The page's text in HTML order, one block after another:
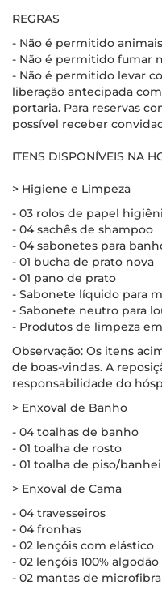
REGRAS
- Não é permitido
- Não é permitido fumar
- Não é permitido levar
liberação antecipada
portaria. Para reservas
possível receber
ITENS DISPONÍVEIS NA
> Higiene e Limpeza
- 03 rolos de papel
- 04 sachês de shampoo
- 04 sabonetes para
- 01 bucha de prato nova
- 01 pano de prato
- Sabonete líquido para
- Sabonete neutro para
- Produtos de limpeza
Observação: Os itens
de boas-vindas. A
responsabilidade do
> Enxoval de Banho
- 04 toalhas de banho
- 01 toalha de rosto
- 01 toalha de piso/
> Enxoval de Cama
- 04 travesseiros
- 04 fronhas
- 02 lençóis com elástico
- 02 lençóis 100%
- 02 mantas de microfibra